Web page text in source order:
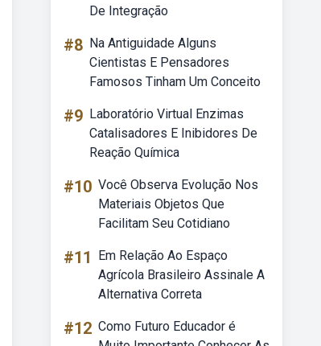
De Integração
#8 Na Antiguidade Alguns
Cientistas E Pensadores
Famosos Tinham Um Conceito
#9 Laboratório Virtual Enzimas
Catalisadores E Inibidores De
Reação Química
#10 Você Observa Evolução Nos
Materiais Objetos Que
Facilitam Seu Cotidiano
#11
Em Relação Ao Espaço
Agrícola Brasileiro Assinale A
Alternativa Correta
#12 Como Futuro Educador é